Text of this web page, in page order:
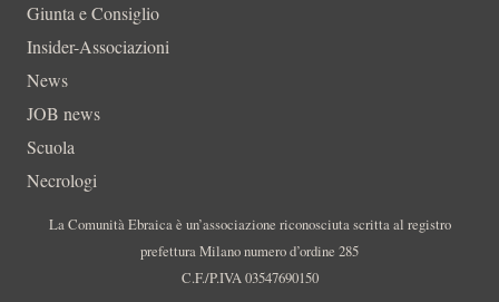
Giunta e Consiglio
Insider-Associazioni
News
JOB news
Scuola
Necrologi
La Comunità Ebraica è un’associazione riconosciuta scritta al registro
prefettura Milano numero d’ordine 285
C.F./P.IVA 03547690150